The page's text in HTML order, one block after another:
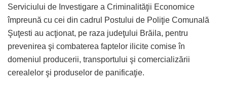
Serviciului de Investigare a Criminalităţii Economice
împreună cu cei din cadrul Postului de Poliţie Comunală
Şuţesti au acţionat, pe raza judeţului Brăila, pentru
prevenirea şi combaterea faptelor ilicite comise în
domeniul producerii, transportului şi comercializării
cerealelor şi produselor de panificaţie.